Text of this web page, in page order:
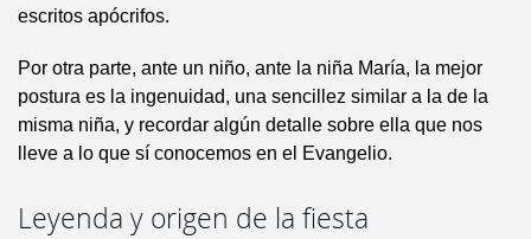
escritos apócrifos.
Por otra parte, ante un niño, ante la niña María, la mejor
postura es la ingenuidad, una sencillez similar a la de la
misma niña, y recordar algún detalle sobre ella que nos
lleve a lo que sí conocemos en el Evangelio.
Leyenda y origen de la fiesta